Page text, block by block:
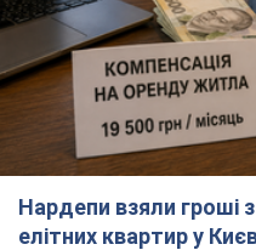
Нардепи взяли гроші
елітних квартир у